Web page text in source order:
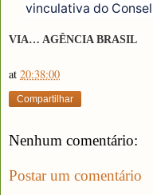
vinculativa do
VIA… AGÊNCIA BRASIL
at 20:38:00
Compartilhar
Nenhum comentário:
Postar um comentário